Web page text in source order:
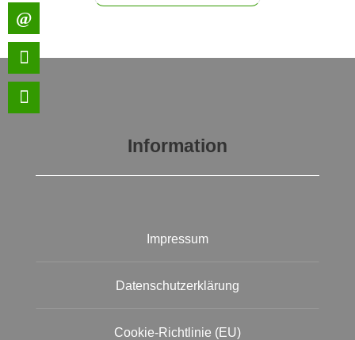
Information
Impressum
Datenschutzerklärung
Cookie-Richtlinie (EU)